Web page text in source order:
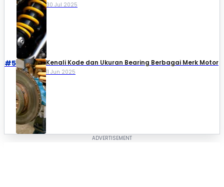
30 Jul 2025
#5 Kenali Kode dan Ukuran Bearing Berbagai Merk Motor
11 Jun 2025